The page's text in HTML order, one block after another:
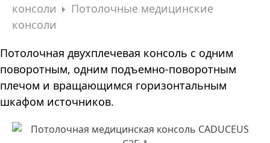
консоли
Потолочные медицинские
консоли
Потолочная двухплечевая консоль с одним
поворотным, одним подъемно-поворотным
плечом и вращающимся горизонтальным
шкафом источников.